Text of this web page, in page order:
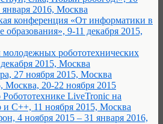
2016, Москва
конференция «От информатики в
образования», 9-11 декабря 2015,
робототехнических
2015, Москва
27 ноября 2015, Москва
Москва, 20-22 ноября 2015
LiveTronic на
С++, 11 ноября 2015, Москва
4 ноября 2015 – 31 января 2016,